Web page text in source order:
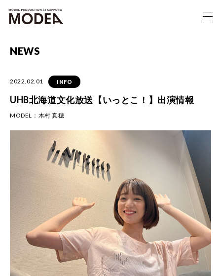
NEWS
2022.02.01 INFO
UHB北海道文化放送【いっとこ！】出演情報
MODEL： 木村 真穂